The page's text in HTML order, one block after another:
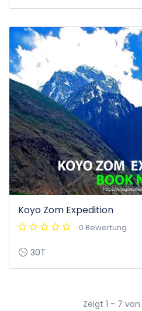
Koyo Zom Expedition
0 Bewertung
30T
Zeigt 1 - 7